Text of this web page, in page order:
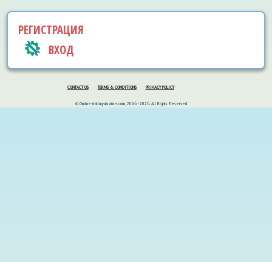
РЕГИСТРАЦИЯ
ВХОД
CONTACT US TERMS & CONDITIONS PRIVACY POLICY
© Online-dating-ukraine.com, 2006 - 2026. All Rights Reserved.